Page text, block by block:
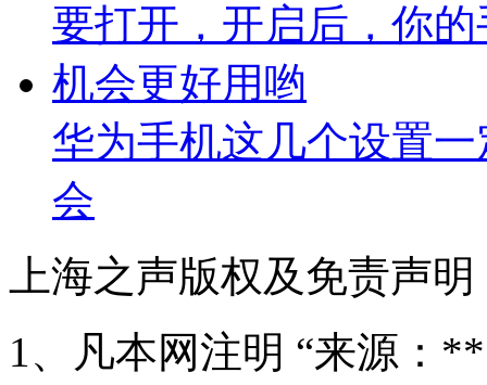
华为手机这几个设置
会
上海之声版权及免责声明
1、凡本网注明 “来源：